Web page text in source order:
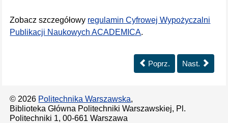
Zobacz szczegółowy regulamin Cyfrowej Wypożyczalni
Publikacji Naukowych ACADEMICA.
Poprz. Nast.
© 2026 Politechnika Warszawska,
Biblioteka Główna Politechniki Warszawskiej, Pl.
Politechniki 1, 00-661 Warszawa